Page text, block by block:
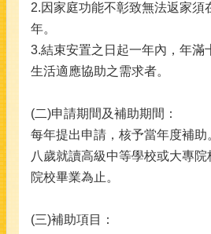
2.因家庭功能不彰致無法返家須
年。
3.結束安置之日起一年內，年滿
生活適應協助之需求者。
(二)申請期間及補助期間：
每年提出申請，核予當年度補
八歲就讀高級中等學校或大專
院校畢業為止。
(三)補助項目：